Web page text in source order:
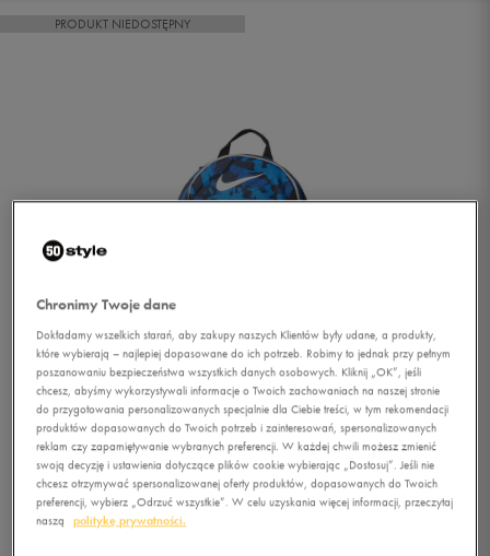
PRODUKT NIEDOSTĘPNY
Chronimy Twoje dane
Dokładamy wszelkich starań, aby zakupy naszych Klientów były udane, a produkty,
które wybierają – najlepiej dopasowane do ich potrzeb. Robimy to jednak przy pełnym
poszanowaniu bezpieczeństwa wszystkich danych osobowych. Kliknij „OK”, jeśli
chcesz, abyśmy wykorzystywali informacje o Twoich zachowaniach na naszej stronie
do przygotowania personalizowanych specjalnie dla Ciebie treści, w tym rekomendacji
produktów dopasowanych do Twoich potrzeb i zainteresowań, spersonalizowanych
reklam czy zapamiętywanie wybranych preferencji. W każdej chwili możesz zmienić
swoją decyzję i ustawienia dotyczące plików cookie wybierając „Dostosuj”. Jeśli nie
chcesz otrzymywać spersonalizowanej oferty produktów, dopasowanych do Twoich
preferencji, wybierz „Odrzuć wszystkie”. W celu uzyskania więcej informacji, przeczytaj
naszą
politykę prywatności.